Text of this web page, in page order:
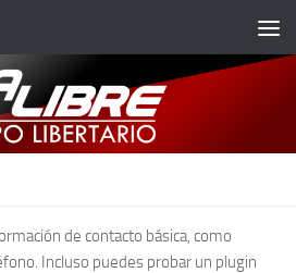
de contacto básica, como
Incluso puedes probar un plugin